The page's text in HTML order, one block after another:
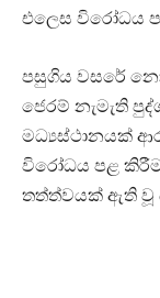
එලෙස විරෝධය
පසුගිය වසරේ
ජෙරම් නැමැති
මධ්‍යස්ථානයක්
විරෝධය පළ
තත්ත්වයක් ඇති වූ